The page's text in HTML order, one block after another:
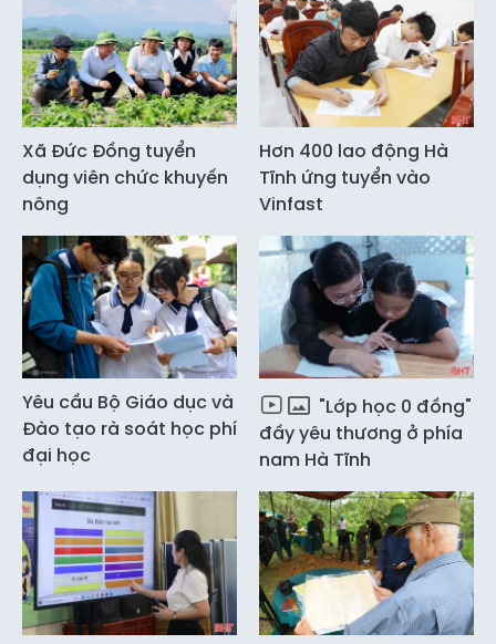
Xã Đức Đồng tuyển
dụng viên chức khuyến
nông
Hơn 400 lao động Hà
Tĩnh ứng tuyển vào
Vinfast
Yêu cầu Bộ Giáo dục và
Đào tạo rà soát học phí
đại học
"Lớp học 0 đồng"
đầy yêu thương ở phía
nam Hà Tĩnh